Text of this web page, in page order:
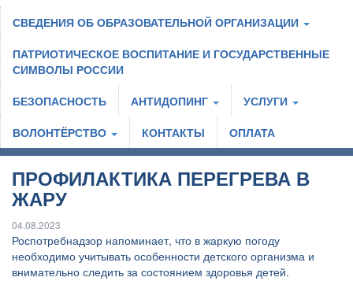
СВЕДЕНИЯ ОБ ОБРАЗОВАТЕЛЬНОЙ ОРГАНИЗАЦИИ
ПАТРИОТИЧЕСКОЕ ВОСПИТАНИЕ И ГОСУДАРСТВЕННЫЕ
СИМВОЛЫ РОССИИ
БЕЗОПАСНОСТЬ
АНТИДОПИНГ
УСЛУГИ
ВОЛОНТЁРСТВО
КОНТАКТЫ ОПЛАТА
ПРОФИЛАКТИКА ПЕРЕГРЕВА В
ЖАРУ
04.08.2023
Роспотребнадзор напоминает, что в жаркую погоду
необходимо учитывать особенности детского организма и
внимательно следить за состоянием здоровья детей.